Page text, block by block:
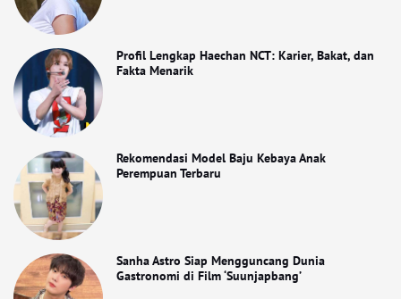
Profil Lengkap Haechan NCT: Karier, Bakat, dan
Fakta Menarik
Rekomendasi Model Baju Kebaya Anak
Perempuan Terbaru
Sanha Astro Siap Mengguncang Dunia
Gastronomi di Film ‘Suunjapbang’